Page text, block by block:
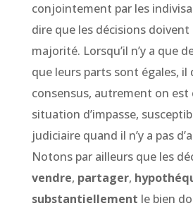
conjointement par les
dire que les décisions doivent
majorité. Lorsqu’il n’y a que
que leurs parts sont égales, il
consensus, autrement on est
situation d’impasse,
judiciaire quand il n’y a pas
Notons par ailleurs que les
vendre, partager,
substantiellement le bien